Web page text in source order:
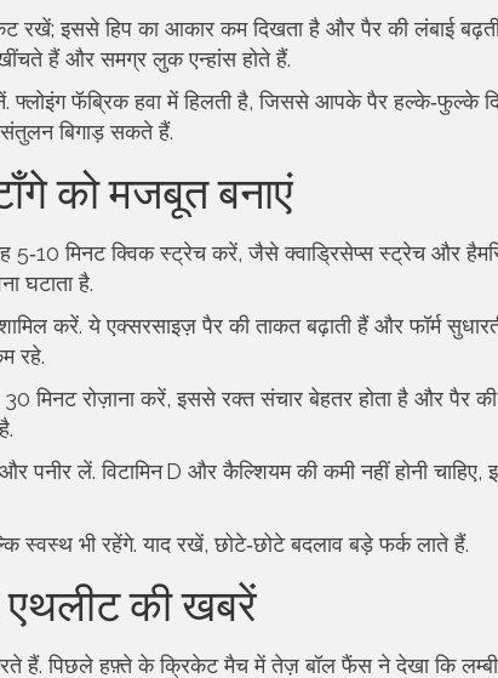
इससे हिप का आकार कम दिखता है और पैर की लंबाई
हैं और समग्र लुक एन्हांस होते हैं.
फ्लोइंग फॅब्रिक हवा में हिलती है, जिससे आपके पैर हल्के‑फुल्के
बिगाड़ सकते हैं.
को मजबूत बनाएं
5‑10 मिनट क्विक स्ट्रेच करें, जैसे क्वाड्रिसेप्स स्ट्रेच और
घटाता है.
करें. ये एक्सरसाइज़ पैर की ताकत बढ़ाती हैं और फॉर्म
रहे.
30 मिनट रोज़ाना करें, इससे रक्त संचार बेहतर होता है और पैर
लें. विटामिन D और कैल्शियम की कमी नहीं होनी चाहिए,
स्वस्थ भी रहेंगे. याद रखें, छोटे‑छोटे बदलाव बड़े फर्क लाते हैं.
की खबरें
हैं. पिछले हफ़्ते के क्रिकेट मैच में तेज़ बॉल फैंस ने देखा कि लम्बी